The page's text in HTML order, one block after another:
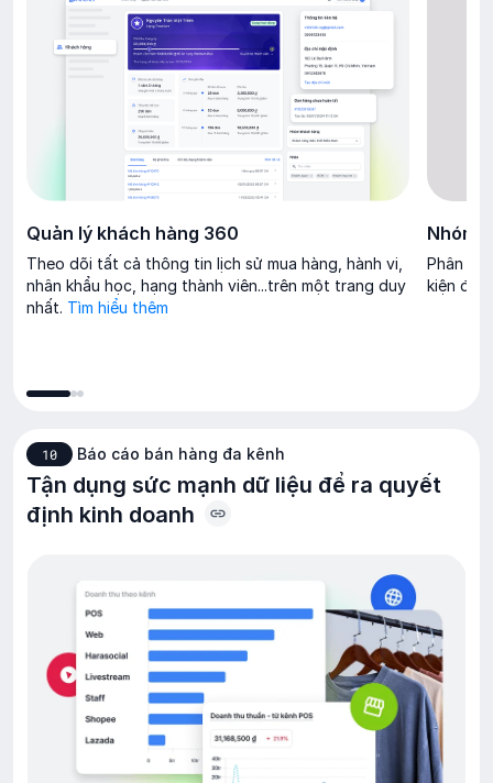
Quản lý khách hàng 360
Theo dõi tất cả thông tin lịch sử mua hàng, hành vi,
nhân khẩu học, hạng thành viên...trên một trang duy
nhất. Tìm hiểu thêm
Nhóm
Phân
kiện đặt
10 Báo cáo bán hàng đa kênh
Tận dụng sức mạnh dữ liệu để ra quyết
định kinh doanh